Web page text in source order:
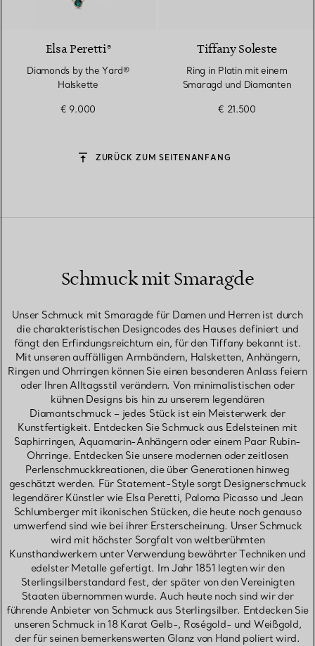
Elsa Peretti®
Diamonds by the Yard®
Halskette
€ 9.000
Tiffany Soleste
Ring in Platin mit einem
Smaragd und Diamanten
€ 21.500
ZURÜCK ZUM SEITENANFANG
Schmuck mit Smaragde
Unser Schmuck mit Smaragde für Damen und Herren ist durch
die charakteristischen Designcodes des Hauses definiert und
fängt den Erfindungsreichtum ein, für den Tiffany bekannt ist.
Mit unseren auffälligen Armbändern, Halsketten, Anhängern,
Ringen und Ohrringen können Sie einen besonderen Anlass feiern
oder Ihren Alltagsstil verändern. Von minimalistischen oder
kühnen Designs bis hin zu unserem legendären
Diamantschmuck – jedes Stück ist ein Meisterwerk der
Kunstfertigkeit. Entdecken Sie Schmuck aus Edelsteinen mit
Saphirringen, Aquamarin-Anhängern oder einem Paar Rubin-
Ohrringe. Entdecken Sie unsere modernen oder zeitlosen
Perlenschmuckkreationen, die über Generationen hinweg
geschätzt werden. Für Statement-Style sorgt Designerschmuck
legendärer Künstler wie Elsa Peretti, Paloma Picasso und Jean
Schlumberger mit ikonischen Stücken, die heute noch genauso
umwerfend sind wie bei ihrer Ersterscheinung. Unser Schmuck
wird mit höchster Sorgfalt von weltberühmten
Kunsthandwerkern unter Verwendung bewährter Techniken und
edelster Metalle gefertigt. Im Jahr 1851 legten wir den
Sterlingsilberstandard fest, der später von den Vereinigten
Staaten übernommen wurde. Auch heute noch sind wir der
führende Anbieter von Schmuck aus Sterlingsilber. Entdecken Sie
unseren Schmuck in 18 Karat Gelb-, Roségold- und Weißgold,
der für seinen bemerkenswerten Glanz von Hand poliert wird.